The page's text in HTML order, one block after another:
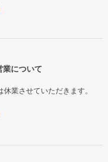
について
業させていただきます。